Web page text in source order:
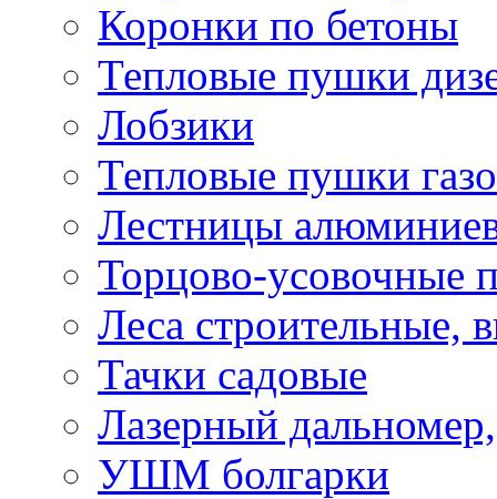
Коронки по бетоны
Тепловые пушки
Лобзики
Тепловые пушки
Лестницы
Торцово-усовочные
Леса строительные,
Тачки садовые
Лазерный дальномер,
УШМ болгарки